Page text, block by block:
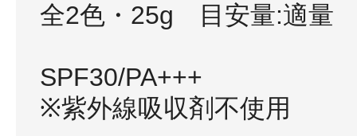
全2色・25g 目安量:適量
SPF30/PA+++
※紫外線吸収剤不使用